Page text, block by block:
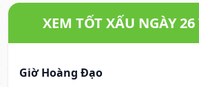
XEM TỐT XẤU NGÀY
Giờ Hoàng Đạo